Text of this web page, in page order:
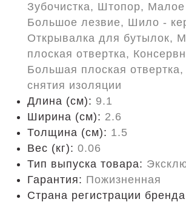
Зубочистка, Штопор,
Большое лезвие, Шило -
Открывалка для бутылок,
плоская отвертка,
Большая плоская
снятия изоляции
Длина (cм): 9.1
Ширина (см): 2.6
Толщина (см): 1.5
Вес (кг): 0.06
Тип выпуска товара:
Гарантия: Пожизненная
Страна регистрации